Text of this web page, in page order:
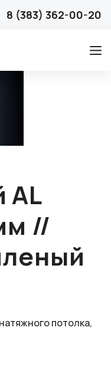
8 (383) 362-00-20
AL
//
потолка,